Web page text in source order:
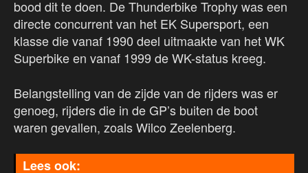
bood dit te doen. De Thunderbike Trophy was een
directe concurrent van het EK Supersport, een
klasse die vanaf 1990 deel uitmaakte van het WK
Superbike en vanaf 1999 de WK-status kreeg.
Belangstelling van de zijde van de rijders was er
genoeg, rijders die in de GP’s buiten de boot
waren gevallen, zoals Wilco Zeelenberg.